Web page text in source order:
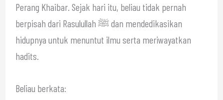
Perang Khaibar. Sejak hari itu, beliau tidak pernah
berpisah dari Rasulullah ﷺ dan mendedikasikan
hidupnya untuk menuntut ilmu serta meriwayatkan
hadits.
Beliau berkata: